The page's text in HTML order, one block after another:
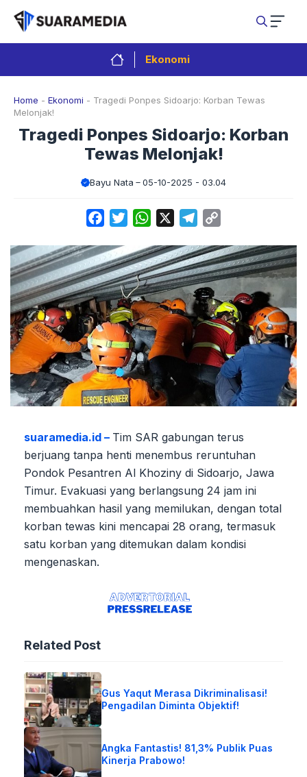
Langsung
isi
Ekonomi
Home - Ekonomi - Tragedi Ponpes Sidoarjo: Korban Tewas
Melonjak!
Tragedi Ponpes Sidoarjo: Korban
Tewas Melonjak!
Bayu Nata 05-10-2025 - 03.04
FacebookTwitterWhatsApp Telegram
suaramedia.id – Tim SAR gabungan terus
berjuang tanpa henti menembus reruntuhan
Pondok Pesantren Al Khoziny di Sidoarjo, Jawa
Timur. Evakuasi yang berlangsung 24 jam ini
membuahkan hasil yang memilukan, dengan total
korban tewas kini mencapai 28 orang, termasuk
satu korban yang ditemukan dalam kondisi
mengenaskan.
Related Post
Gus Yaqut Merasa Dikriminalisasi!
Pengadilan Diminta Objektif!
Angka Fantastis! 81,3% Publik Puas
Kinerja Prabowo!